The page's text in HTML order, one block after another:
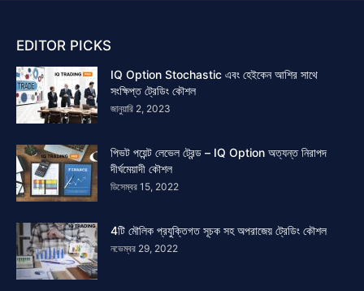
EDITOR PICKS
IQ Option Stochastic এবং হেইকেন আশির সাথে
সংক্ষিপ্ত ট্রেডিং কৌশল
জানুয়ারি 2, 2023
পিভট পয়েন্ট লেভেল ট্রেন্ড – IQ Option অত্যন্ত নিরাপদ
দীর্ঘমেয়াদী কৌশল
ডিসেম্বর 15, 2022
4টি মৌলিক প্রযুক্তিগত সূচক সহ অপরাজেয় ট্রেডিং কৌশল
নভেম্বর 29, 2022